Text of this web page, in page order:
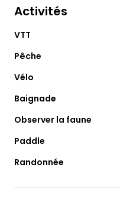
Activités
VTT
Pêche
Vélo
Baignade
Observer la faune
Paddle
Randonnée